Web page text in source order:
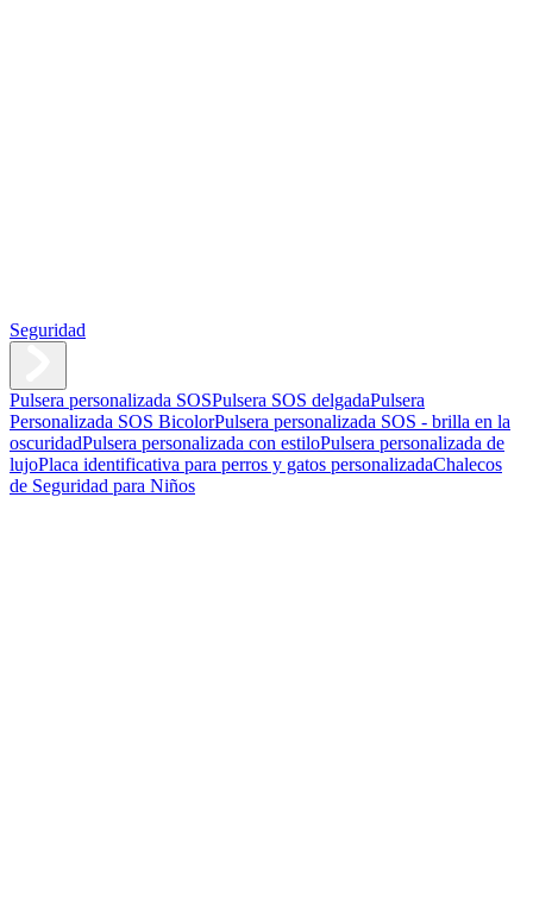
Seguridad
Pulsera personalizada SOSPulsera SOS delgadaPulsera
Personalizada SOS BicolorPulsera personalizada SOS - brilla en la
oscuridadPulsera personalizada con estiloPulsera personalizada de
lujoPlaca identificativa para perros y gatos personalizadaChalecos
de Seguridad para Niños